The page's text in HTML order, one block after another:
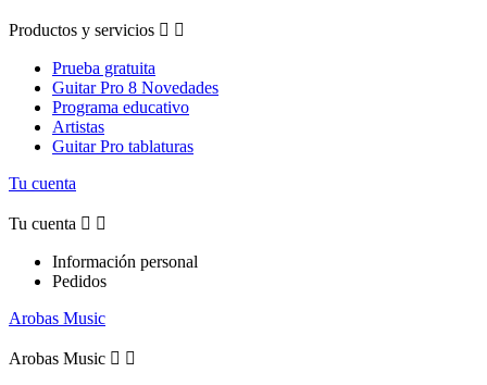
Productos y servicios  
Prueba gratuita
Guitar Pro 8 Novedades
Programa educativo
Artistas
Guitar Pro tablaturas
Tu cuenta
Tu cuenta  
Información personal
Pedidos
Arobas Music
Arobas Music  